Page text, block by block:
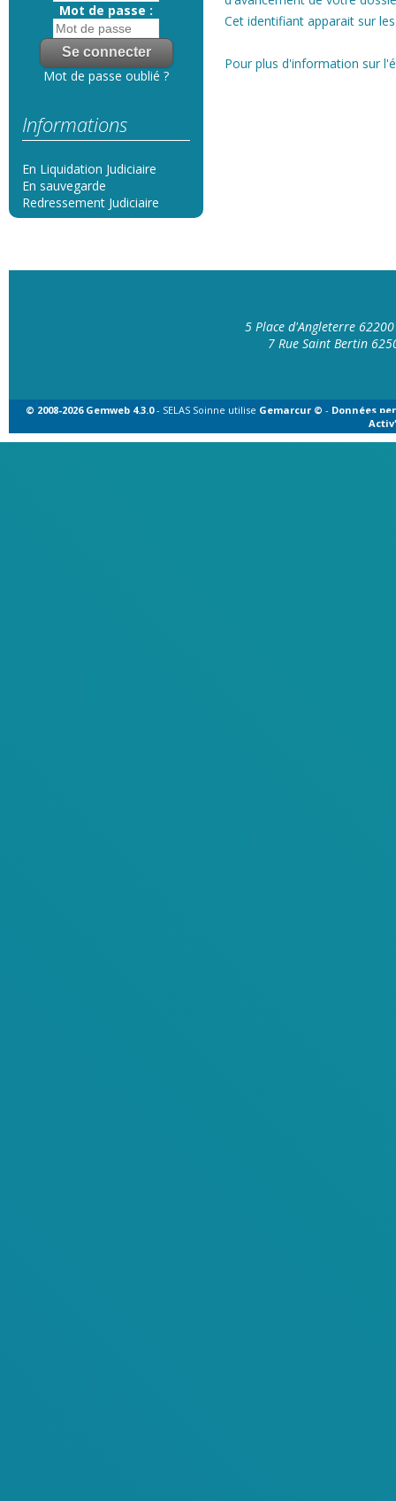
Mot de passe :
Mot de passe oublié ?
Informations
En Liquidation Judiciaire
En sauvegarde
Redressement Judiciaire
Cet identifiant apparait sur
Pour plus d'information sur
5 Place d'Angleterre
7 Rue Saint Bertin
© 2008-2026 Gemweb 4.3.0- SELAS Soinne utilise Gemarcur © - Données